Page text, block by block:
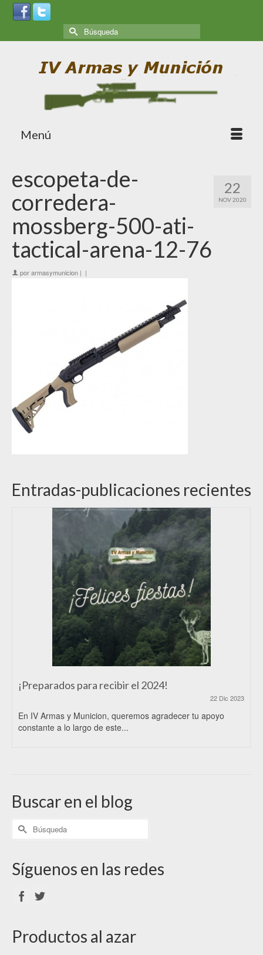
Menú
22
NOV 2020
escopeta-de-
corredera-
mossberg-500-ati-
tactical-arena-12-76
porarmasymunicion | |
Entradas-publicaciones recientes
¡Preparados para recibir el 2024!
22 Dic 2023
En IV Armas y Municion, queremos agradecer tu apoyo
constante a lo largo de este...
Buscar en el blog
Síguenos en las redes
Productos al azar